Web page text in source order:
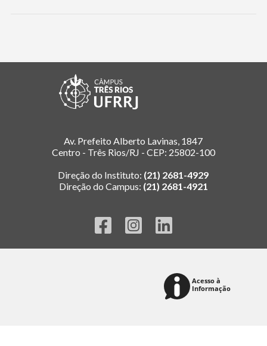
Av. Prefeito Alberto Lavinas, 1847
Centro - Três Rios/RJ - CEP: 25802-100
Direção do Instituto: (21) 2681-4929
Direção do Campus: (21) 2681-4921